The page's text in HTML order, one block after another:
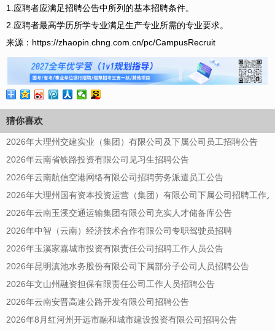
1.应聘者应满足招聘公告中所列的基本招聘条件。
2.应聘者最高学历所学专业满足生产专业所需的专业要求。
来源：https://zhaopin.chng.com.cn/pc/CampusRecruit
猜你喜欢
2026年大理州交建实业（集团）有限公司及下属公司员工招聘公告
2026年云南省铁路投资有限公司见习生招聘公告
2026年云南航信空港网络有限公司招聘劳务派遣员工公告
2026年大理州国有资本投资运营（集团）有限公司下属公司招聘工作
2026年云南玉溪交通运输集团有限公司充实人才储备库公告
2026年中智（云南）经济技术合作有限公司专职驾驶员招聘
2026年玉溪家嘉城市投资有限责任公司招聘工作人员公告
2026年昆明滇池水务股份有限公司下属部分子公司人员招聘公告
2026年文山州融资担保有限责任公司工作人员招聘公告
2026年云南安晋高速公路开发有限公司招聘公告
2026年8月红河州开远市融和城市建设投资有限公司招聘公告